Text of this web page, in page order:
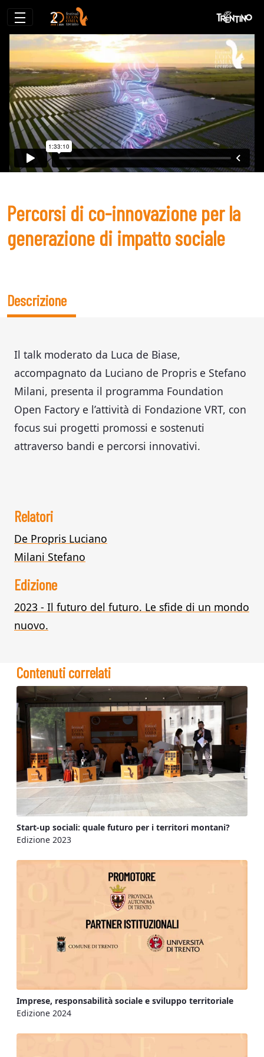
Percorsi di co-innovazione per la
Percorsi di co-innovazione per la
generazione di impatto sociale
Descrizione
Il talk moderato da Luca de Biase,
accompagnato da Luciano de Propris e Stefano
Milani, presenta il programma Foundation
Open Factory e l’attività di Fondazione VRT, con
focus sui progetti promossi e sostenuti
attraverso bandi e percorsi innovativi.
Relatori
De Propris Luciano
Milani Stefano
Edizione
2023 - Il futuro del futuro. Le sfide di un mondo
nuovo.
Contenuti correlati
Start-up sociali: quale futuro per i territori montani?
Edizione 2023
Imprese, responsabilità sociale e sviluppo territoriale
Edizione 2024